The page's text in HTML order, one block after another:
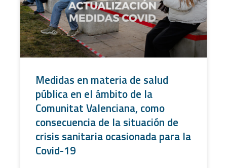
Medidas en materia de salud
pública en el ámbito de la
Comunitat Valenciana, como
consecuencia de la situación de
crisis sanitaria ocasionada para la
Covid-19